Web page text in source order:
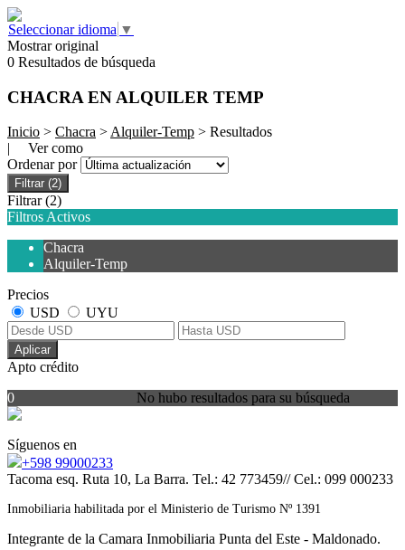
Seleccionar idioma ▼
Mostrar original
0 Resultados de búsqueda
CHACRA EN ALQUILER TEMP
Inicio > Chacra >Alquiler-Temp > Resultados
| Ver como
Ordenar por
Filtrar (2)
Filtrar (2)
Filtros Activos
Chacra
Alquiler-Temp
Precios
USD
UYU
Aplicar
Apto crédito
No hubo resultados para su búsqueda
0
Síguenos en
+598 99000233
Tacoma esq. Ruta 10, La Barra. Tel.: 42 773459// Cel.: 099 000233
Inmobiliaria habilitada por el Ministerio de Turismo Nº 1391
Integrante de la Camara Inmobiliaria Punta del Este - Maldonado.